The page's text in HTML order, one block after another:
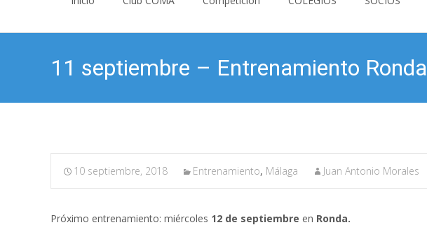
11 septiembre – Entrenamiento Ronda
10 septiembre, 2018 Entrenamiento, Málaga Juan Antonio Morales
Próximo entrenamiento: miércoles 12 de septiembre en Ronda.